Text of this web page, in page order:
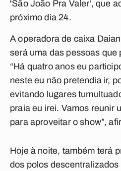
'São João Pra Valer', que
próximo dia 24.
A operadora de caixa
será uma das pessoas que
“Há quatro anos eu
neste eu não pretendia ir,
evitando lugares
praia eu irei. Vamos reunir
para aproveitar o show”,
Hoje à noite, também terá
dos polos